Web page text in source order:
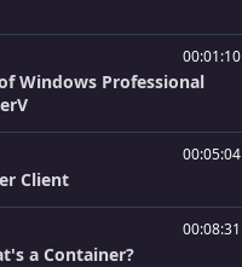
00:01:10
Windows Professional
00:05:04
Client
00:08:31
a Container?